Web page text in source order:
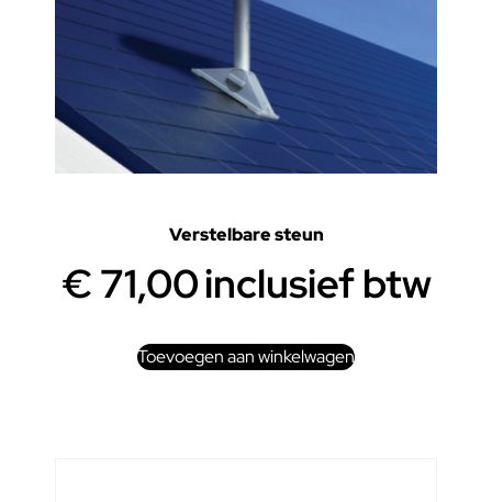
Verstelbare steun
€71,00inclusief btw
Toevoegen aan winkelwagen